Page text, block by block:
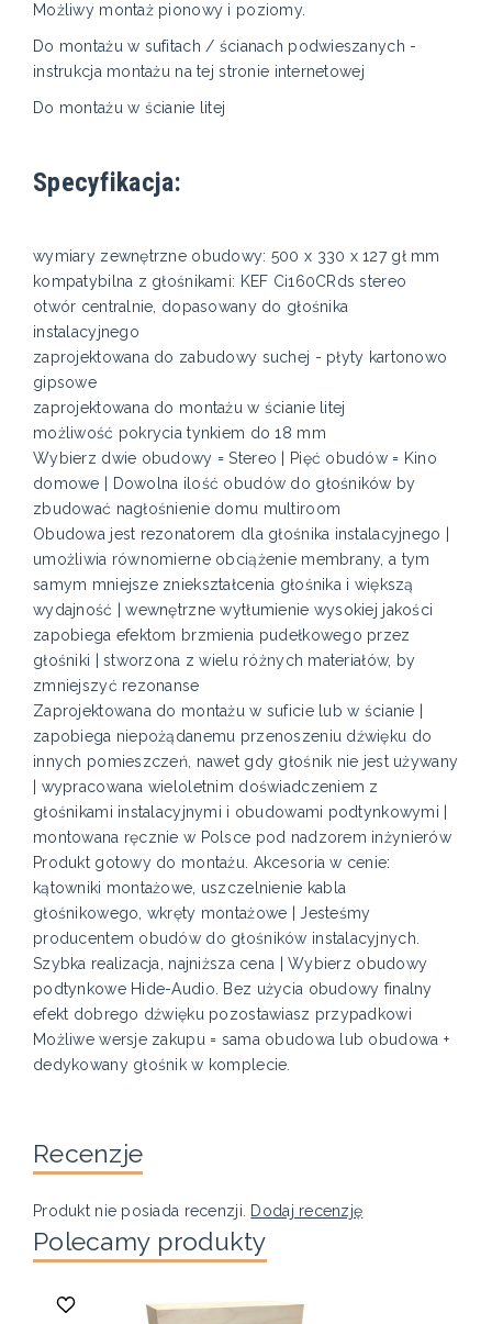
Możliwy montaż pionowy i poziomy.
Do montażu w sufitach / ścianach podwieszanych -
instrukcja montażu na tej stronie internetowej
Do montażu w ścianie litej
Specyfikacja:
wymiary zewnętrzne obudowy: 500 x 330 x 127 gł mm
kompatybilna z głośnikami: KEF Ci160CRds stereo
otwór centralnie, dopasowany do głośnika
instalacyjnego
zaprojektowana do zabudowy suchej - płyty kartonowo
gipsowe
zaprojektowana do montażu w ścianie litej
możliwość pokrycia tynkiem do 18 mm
Wybierz dwie obudowy = Stereo | Pięć obudów = Kino
domowe | Dowolna ilość obudów do głośników by
zbudować nagłośnienie domu multiroom
Obudowa jest rezonatorem dla głośnika instalacyjnego |
umożliwia równomierne obciążenie membrany, a tym
samym mniejsze zniekształcenia głośnika i większą
wydajność | wewnętrzne wytłumienie wysokiej jakości
zapobiega efektom brzmienia pudełkowego przez
głośniki | stworzona z wielu różnych materiałów, by
zmniejszyć rezonanse
Zaprojektowana do montażu w suficie lub w ścianie |
zapobiega niepożądanemu przenoszeniu dźwięku do
innych pomieszczeń, nawet gdy głośnik nie jest używany
| wypracowana wieloletnim doświadczeniem z
głośnikami instalacyjnymi i obudowami podtynkowymi |
montowana ręcznie w Polsce pod nadzorem inżynierów
Produkt gotowy do montażu. Akcesoria w cenie:
kątowniki montażowe, uszczelnienie kabla
głośnikowego, wkręty montażowe | Jesteśmy
producentem obudów do głośników instalacyjnych.
Szybka realizacja, najniższa cena | Wybierz obudowy
podtynkowe Hide-Audio. Bez użycia obudowy finalny
efekt dobrego dźwięku pozostawiasz przypadkowi
Możliwe wersje zakupu = sama obudowa lub obudowa +
dedykowany głośnik w komplecie.
Recenzje
Produkt nie posiada recenzji. Dodaj recenzję
Polecamy produkty